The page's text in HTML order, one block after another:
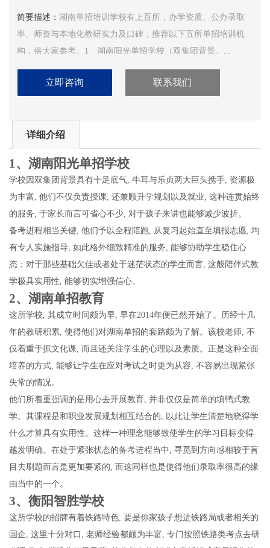
简要描述： 湖南单招培训学校有上百所，办学资质、公办录取
率、师资与本地化教研实力及口碑，推荐以下五所单招培训机
构，供大家参考。1、湖南阳光单招学校（双集团背景。...
立即咨询 联系我们
详细介绍
1、湖南阳光单招学校
学校因双集团背景具有十足底气, 牛耳与乐贞两大巨头携手, 资源极
为丰富, 他们不仅负责授课, 还兼顾升学规划 以及就业, 这种连贯始终
的服务, 于家长而言可省心不少, 对于孩子来讲也能够减少波折。
备考进程相当关键, 他们予以全程陪跑, 从复习起始直至填报志愿, 均
有专人实施指导, 如此格外细致精准的服务, 能够协助学生稳住心
态；对于那些基础欠佳或者处于迷茫状态的学生而言, 这般陪伴式教
学极具实用性, 能够切实增强信心。
2、湖南单招教育
这所学校, 其成立时间颇为早, 早在2014年便已然开始了。历经十几
年的教研积累, 使得他们对湖南单招的套路颇为了解。该校老师, 不
仅着重于抓文化课, 而且还关注学生的心理以及素质。正是这种全面
培养的方式, 能够让学生在应对考试之时更为从容, 不容易出现紧张
失常的情况。
他们所着重强调的是用心去开展教育, 并非仅仅是简单的填鸭式教
学。其课程是和职业发展规划相互结合的, 以此让学生清楚地晓得学
什么才算具有实用性。这样一种理念能够致使学生的学习目标变得
越发明确。在处于紧张状态的备考进程当中, 寻觅到方向感相较于盲
目去刷题而言是更加要紧的, 而这同样也是使得他们录取率很高的缘
由当中的一个。
3、衡阳智胜学校
这所学校的招牌有着铁路特色, 要是你家孩子想进铁路局或者相关的
国企, 这里十分对口, 老师经验都颇为丰富, 专门按照铁路类考点去研